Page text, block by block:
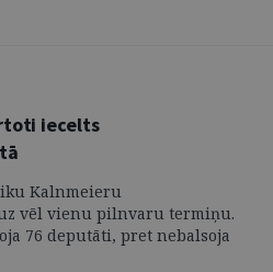
iecelts
Kalnmeieru
vēl vienu pilnvaru termiņu.
76 deputāti, pret nebalsoja